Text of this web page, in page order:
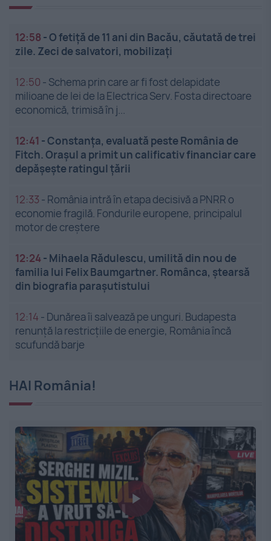
12:58 -O fetiță de 11 ani din Bacău, căutată de trei
zile. Zeci de salvatori, mobilizați
12:50 - Schema prin care ar fi fost delapidate
milioane de lei de la Electrica Serv. Fosta directoare
economică, trimisă în j...
12:41 -Constanța, evaluată peste România de
Fitch. Orașul a primit un calificativ financiar care
depășește ratingul țării
12:33 - România intră în etapa decisivă a PNRR o
economie fragilă. Fondurile europene, principalul
motor de creștere
12:24- Mihaela Rădulescu, umilită din nou de
familia lui Felix Baumgartner. Românca, ștearsă
din biografia parașutistului
12:14 - Dunărea îi salvează pe unguri. Budapesta
renunță la restricțiile de energie, România încă
scufundă barje
HAI România!